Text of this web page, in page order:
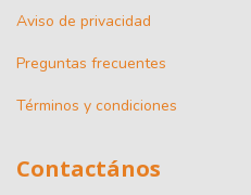
Aviso de privacidad
Preguntas frecuentes
Términos y condiciones
Contactános